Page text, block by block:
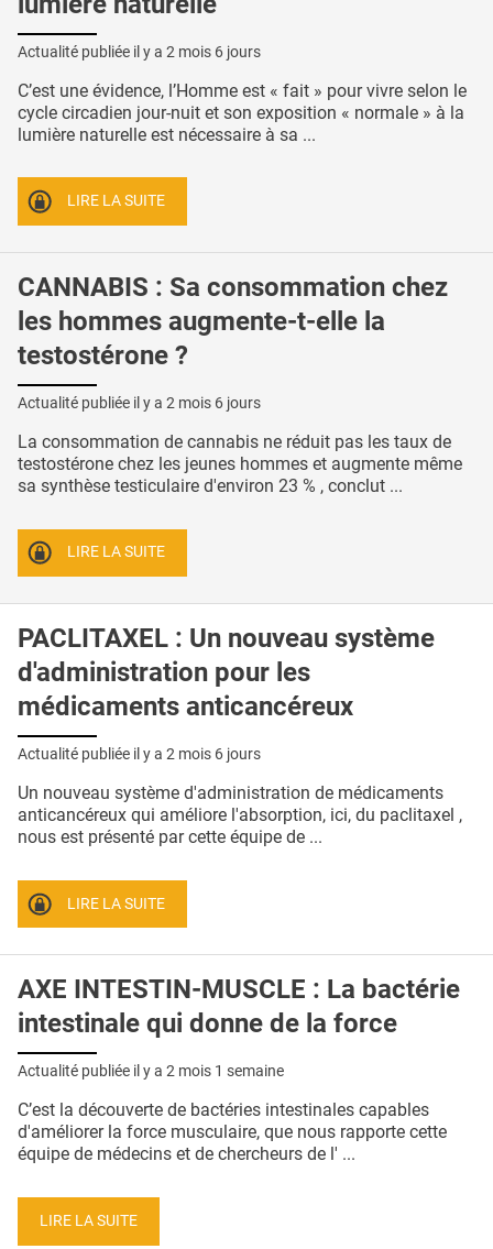
Actualité publiée il y a 2 mois 6 jours
C’est une évidence, l’Homme est « fait » pour vivre selon le
cycle circadien jour-nuit et son exposition « normale » à la
lumière naturelle est nécessaire à sa ...
LIRE LA SUITE
CANNABIS : Sa consommation chez
les hommes augmente-t-elle la
testostérone ?
Actualité publiée il y a 2 mois 6 jours
La consommation de cannabis ne réduit pas les taux de
testostérone chez les jeunes hommes et augmente même
sa synthèse testiculaire d'environ 23 % , conclut ...
LIRE LA SUITE
PACLITAXEL : Un nouveau système
d'administration pour les
médicaments anticancéreux
Actualité publiée il y a 2 mois 6 jours
Un nouveau système d'administration de médicaments
anticancéreux qui améliore l'absorption, ici, du paclitaxel ,
nous est présenté par cette équipe de ...
LIRE LA SUITE
AXE INTESTIN-MUSCLE : La bactérie
intestinale qui donne de la force
Actualité publiée il y a 2 mois 1 semaine
C’est la découverte de bactéries intestinales capables
d'améliorer la force musculaire, que nous rapporte cette
équipe de médecins et de chercheurs de l' ...
LIRE LA SUITE